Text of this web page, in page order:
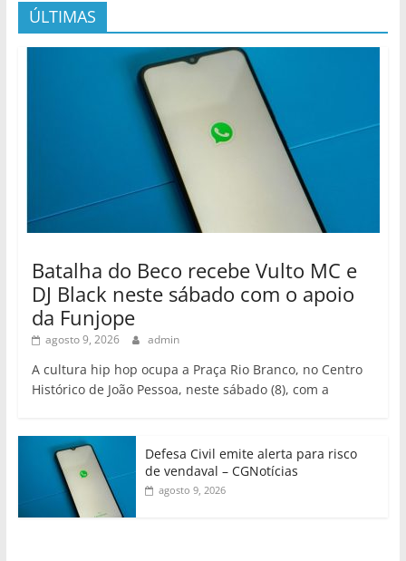
ÚLTIMAS
Batalha do Beco recebe Vulto MC e
DJ Black neste sábado com o apoio
da Funjope
agosto 9, 2026 admin
A cultura hip hop ocupa a Praça Rio Branco, no Centro
Histórico de João Pessoa, neste sábado (8), com a
Defesa Civil emite alerta para risco
de vendaval – CGNotícias
agosto 9, 2026